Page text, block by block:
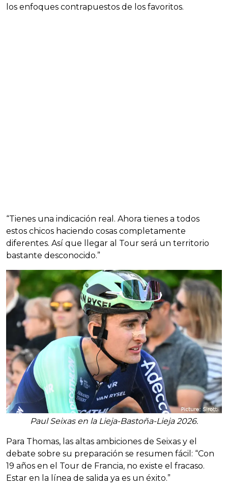
los enfoques contrapuestos de los favoritos.
“Tienes una indicación real. Ahora tienes a todos
estos chicos haciendo cosas completamente
diferentes. Así que llegar al Tour será un territorio
bastante desconocido.”
Paul Seixas en la Lieja-Bastoña-Lieja 2026.
Para Thomas, las altas ambiciones de Seixas y el
debate sobre su preparación se resumen fácil: “Con
19 años en el Tour de Francia, no existe el fracaso.
Estar en la línea de salida ya es un éxito.”